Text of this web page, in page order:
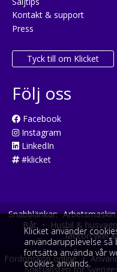
Kontakt & support
Press
Tyck till om Klicket
Följ oss
Facebook
Instagram
LinkedIn
#klicket
Snabblänkar: Arbetsmaskin
Båt • Husbil & husvagn
Motorcykel
Fordonsköp online •
Söktjänsten för
Klicket använder
användarupplevelse
fortsätta använda vår
cookies används.